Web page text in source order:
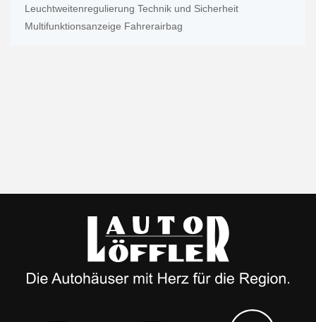
Leuchtweitenregulierung Technik und Sicherheit
Multifunktionsanzeige Fahrerairbag